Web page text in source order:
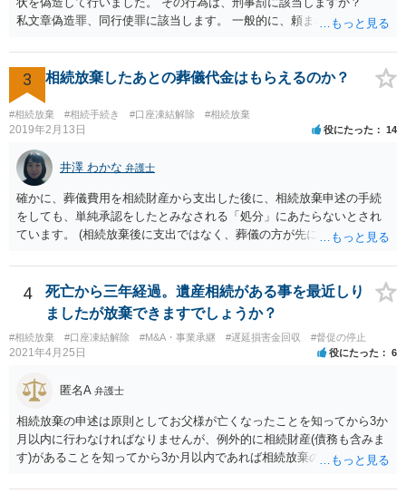
私文章偽造罪、同行使罪に該当します。 一般的に、頼まれた（委任さ
か？ 委任状を偽造して使用することはまでは依頼の範囲ではない
ので できないと思います。
3 相続放棄したあとの葬儀代金はもらえるのか？
#相続放棄 #相続手続き #口座凍結解除 #相続放棄
2019年2月13日 役にたった 14
井澤 わかな 弁護士
確かに、葬儀費用を相続財産から支出した後に、相続放棄申述の手続
をしても、単純承認をしたとみなされる「処分」にあたらないとされ
ています。 (相続放棄後に支出ではなく、葬儀の方が先に来るのが通常
述の手続ということだと思いますが) ただ、葬儀費用ならいくらでもよ
いということではなく、身分相応の、社会的儀式として当然認められ
る程度の金額に留まると考えた方がよいです。 もし、相続人の皆さん
に葬儀費用を支出する経済力がなく、質素な葬儀を行った費用であれ
ば相続財産から支出しても単純承認と認められない可能性が高いの
で、相続放棄申述が受理される可能性も高いと思います。
4
死亡から三年経過。遺産相続がある事を最近しり
ましたが放棄できますでしょうか？
#相続放棄 #口座凍結解除 #M&A・事業承継 #遅延損害金回収 #督促の停止
2021年4月25日 役にたった 6
匿名A 弁護士
相続放棄の申述は原則としてお父様が亡くなったことを知ってから3か
月以内に行わなければなりませんが、例外的に相続財産(債務も含みま
す)があることを知ってから3か月以内であれば相続放棄の申述が認め
したら、早急に家裁に行って相続放棄の申述をしたい旨告げて必要な